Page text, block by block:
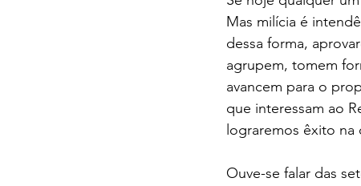
Mas milícia é
dessa forma,
agrupem, tomem
avancem para o
que interessam ao
lograremos êxito
Ouve-se falar das